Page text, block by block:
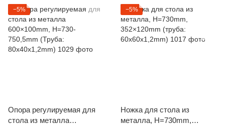
−5%
Опора регулируемая для
стола из металла
−5%
Ножка для стола из
металла, H=730mm,